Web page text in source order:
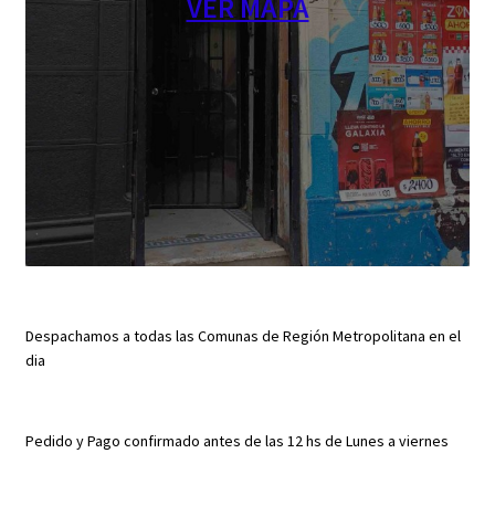
VER MAPA
Despachamos a todas las Comunas de Región Metropolitana en el
dia
Pedido y Pago confirmado antes de las 12 hs de Lunes a viernes